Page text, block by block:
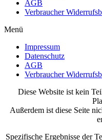
AGB
Verbraucher
Menü
Impressum
Datenschutz
AGB
Verbraucher
Diese Website ist kein
Außerdem ist diese Seite
Spezifische Ergebnisse der